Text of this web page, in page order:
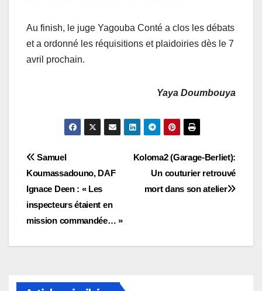
Au finish, le juge Yagouba Conté a clos les débats
et a ordonné les réquisitions et plaidoiries dès le 7
avril prochain.
Yaya Doumbouya
Navigation
de
l’article
Koloma2 (Garage-Berliet):
Un couturier retrouvé
mort dans son atelier
Samuel
Koumassadouno, DAF
Ignace Deen : « Les
inspecteurs étaient en
mission commandée… »